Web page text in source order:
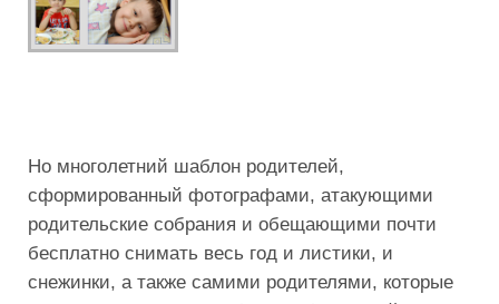
Но многолетний шаблон родителей,
сформированный фотографами, атакующими
родительские собрания и обещающими почти
бесплатно снимать весь год и листики, и
снежинки, а также самими родителями, которые